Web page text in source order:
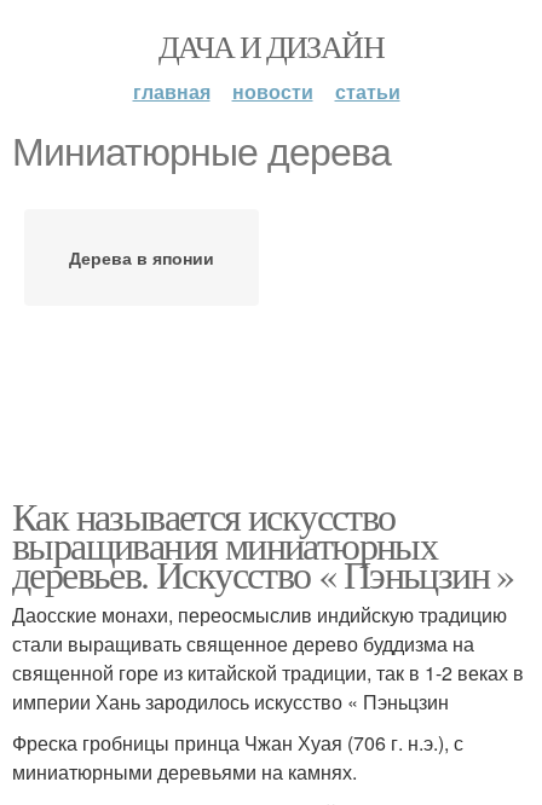
ДАЧА И ДИЗАЙН
главная новости статьи
Миниатюрные дерева
Дерева в японии
Как называется искусство
выращивания миниатюрных
деревьев. Искусство « Пэньцзин »
Даосские монахи, переосмыслив индийскую традицию
стали выращивать священное дерево буддизма на
священной горе из китайской традиции, так в 1-2 веках в
империи Хань зародилось искусство « Пэньцзин
Фреска гробницы принца Чжан Хуая (706 г. н.э.), с
миниатюрными деревьями на камнях.